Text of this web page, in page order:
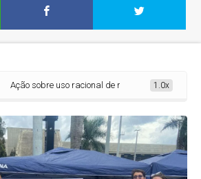
Ação sobre uso racional de medicamentos1.0x